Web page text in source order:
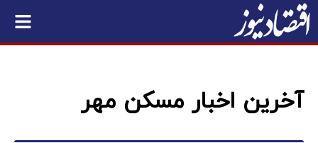
آخرین اخبار مسکن مهر